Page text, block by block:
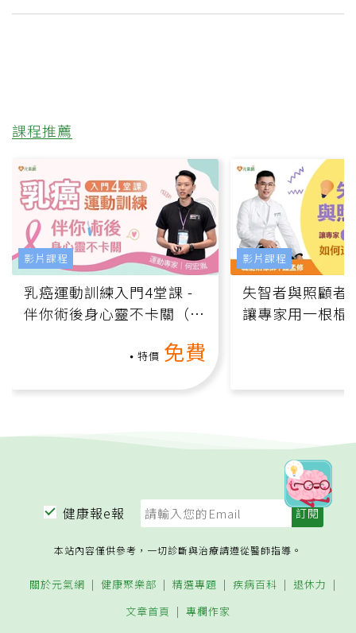
課程推薦
乳癌運動訓練入門4堂課 -
伴你術後身心靈不卡關（線
特價 免費
影片課程
失智者與照顧者
讓專家用一根棍
影片課程
健康報e報
本站內容僅供參考，一切診斷與治療請遵從醫師指導。
關於元氣網 健康聚樂部 精選專題 疾病百科
退休力
文章首頁
專欄作家